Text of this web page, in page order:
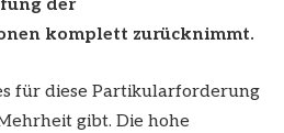
der
komplett zurücknimmt.
für diese Partikularforderung
gibt. Die hohe